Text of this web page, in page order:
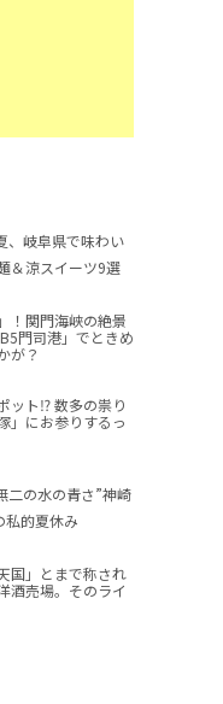
、岐阜県で味わい
＆涼スイーツ9選
！関門海峡の絶景
門司港」でときめ
が？
ット⁉ 数多の祟り
」にお参りするっ
二の水の青さ”神崎
私的夏休み
国」とまで称され
酒売場。そのライ